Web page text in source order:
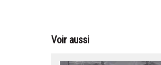
Voir aussi